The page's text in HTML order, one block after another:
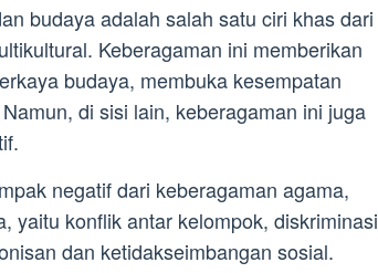
budaya adalah salah satu ciri khas dari
Keberagaman ini memberikan
budaya, membuka kesempatan
di sisi lain, keberagaman ini juga
negatif dari keberagaman agama,
yaitu konflik antar kelompok, diskriminasi
dan ketidakseimbangan sosial.